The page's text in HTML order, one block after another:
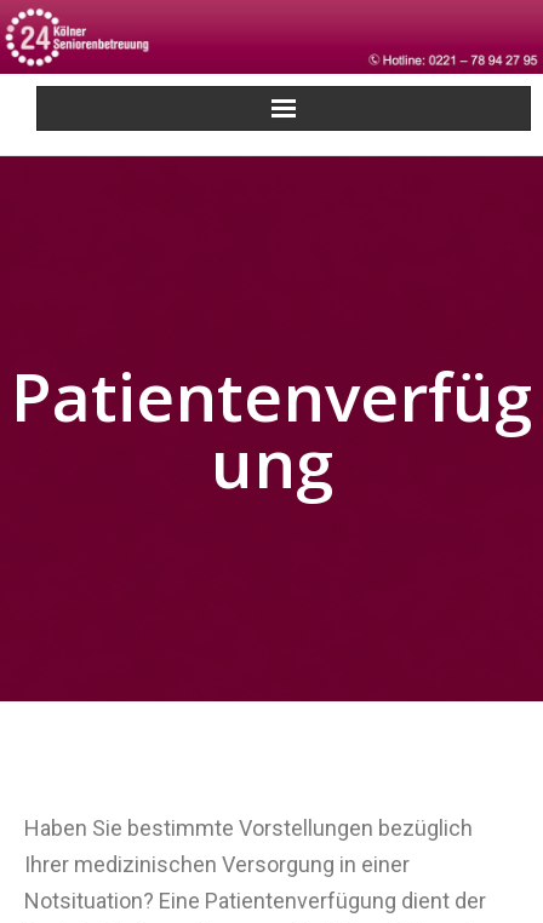
Patientenverfüg
ung
Haben Sie bestimmte Vorstellungen bezüglich
Ihrer medizinischen Versorgung in einer
Notsituation? Eine Patientenverfügung dient der